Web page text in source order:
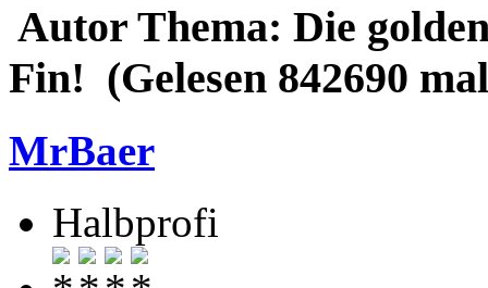
Autor Thema: Die
Fin! (Gelesen 842690
MrBaer
Halbprofi